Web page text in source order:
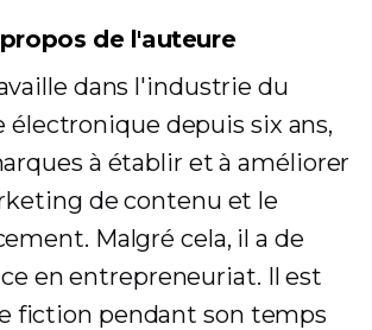
de l'auteure
dans l'industrie du
électronique depuis six ans,
à établir et à améliorer
de contenu et le
Malgré cela, il a de
en entrepreneuriat. Il est
fiction pendant son temps